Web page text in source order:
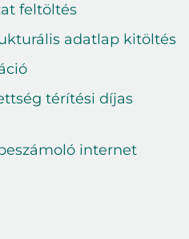
feltöltés
adatlap kitöltés
térítési díjas
internet